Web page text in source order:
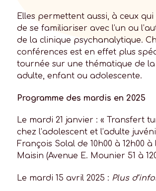
Elles permettent aussi, à ceux qui
de se familiariser avec l’un ou
de la clinique psychanalytique.
conférences est en effet plus
tournée sur une thématique de
adulte, enfant ou adolescente.
Programme des mardis en 2025
Le mardi 21 janvier : « Transfert
chez l’adolescent et l’adulte
François Solal de 10h00 à 12h00 à
Maisin (Avenue E. Mounier 51 à
Le mardi 15 avril 2025 : Plus